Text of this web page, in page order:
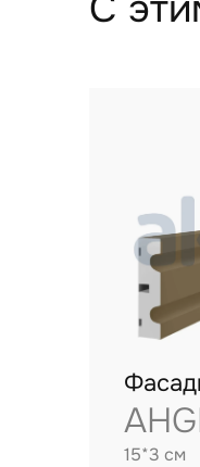
15*3 см